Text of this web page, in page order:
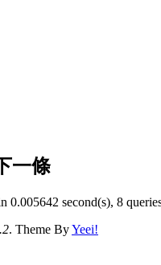
0.005642 second(s), 8
. Theme ByYeei!